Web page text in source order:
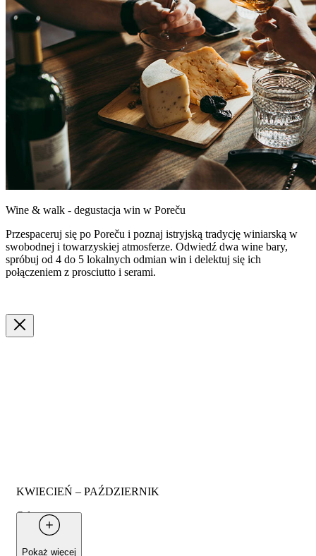
Wine & walk - degustacja win w Poreču
Przespaceruj się po Poreču i poznaj istryjską tradycję winiarską w
swobodnej i towarzyskiej atmosferze. Odwiedź dwa wine bary,
spróbuj od 4 do 5 lokalnych odmian win i delektuj się ich
połączeniem z prosciutto i serami.
KWIECIEŃ – PAŹDZIERNIK
Od
190 € za osobę
Pokaż więcej